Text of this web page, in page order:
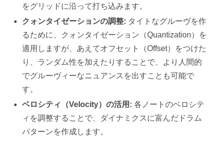
をグリッドに沿って打ち込みます。
クォンタイゼーションの調整: タイトなグルーヴを作
るために、クォンタイゼーション（Quantization）を
適用しますが、あえてオフセット（Offset）をつけた
り、ランダム性を加えたりすることで、より人間的
でグルーヴィーなニュアンスを出すことも可能で
す。
ベロシティ（Velocity）の活用: 各ノートのベロシテ
ィを調整することで、ダイナミクスに富んだドラム
パターンを作成します。